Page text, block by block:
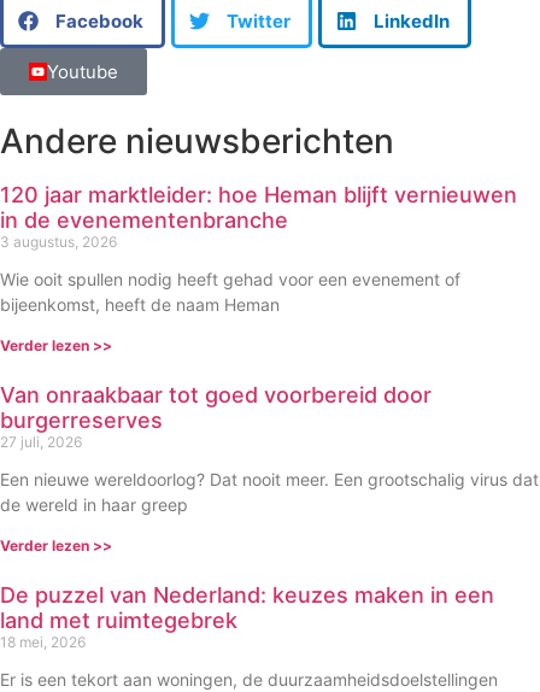
Facebook Twitter LinkedIn
Youtube
Andere nieuwsberichten
120 jaar marktleider: hoe Heman blijft vernieuwen
in de evenementenbranche
3 augustus, 2026
Wie ooit spullen nodig heeft gehad voor een evenement of
bijeenkomst, heeft de naam Heman
Verder lezen >>
Van onraakbaar tot goed voorbereid door
burgerreserves
27 juli, 2026
Een nieuwe wereldoorlog? Dat nooit meer. Een grootschalig virus dat
de wereld in haar greep
Verder lezen >>
De puzzel van Nederland: keuzes maken in een
land met ruimtegebrek
18 mei, 2026
Er is een tekort aan woningen, de duurzaamheidsdoelstellingen